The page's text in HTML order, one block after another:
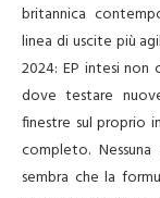
britannica
linea di uscite più
2024: EP intesi non
dove testare
finestre sul proprio
completo.
sembra che la